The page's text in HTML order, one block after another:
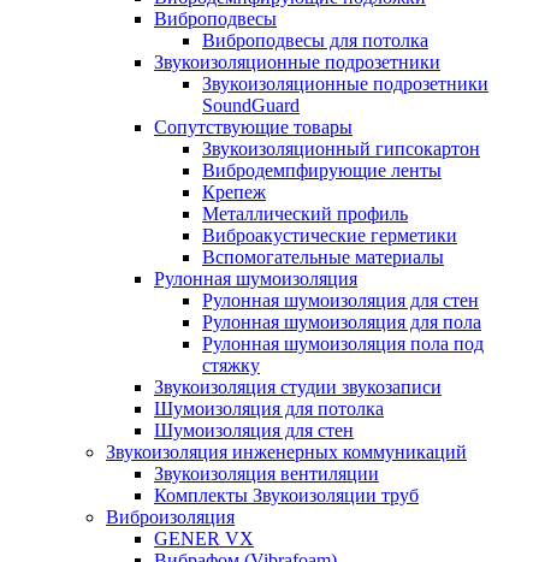
Виброподвесы
Виброподвесы для потолка
Звукоизоляционные подрозетники
Звукоизоляционные подрозетники
SoundGuard
Сопутствующие товары
Звукоизоляционный гипсокартон
Вибродемпфирующие ленты
Крепеж
Металлический профиль
Виброакустические герметики
Вспомогательные материалы
Рулонная шумоизоляция
Рулонная шумоизоляция для стен
Рулонная шумоизоляция для пола
Рулонная шумоизоляция пола под
стяжку
Звукоизоляция студии звукозаписи
Шумоизоляция для потолка
Шумоизоляция для стен
Звукоизоляция инженерных коммуникаций
Звукоизоляция вентиляции
Комплекты Звукоизоляции труб
Виброизоляция
GENER VX